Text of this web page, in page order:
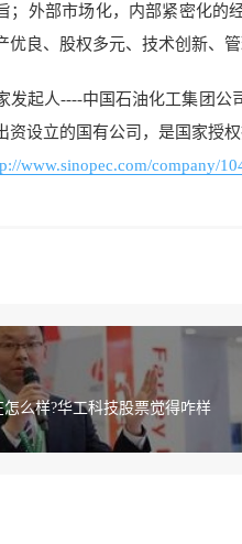
；外部市场化，内部紧密化的
优良、股权多元、技术创新、
发起人----中国石油化工集团
资设立的国有公司，是国家授
www.sinopec.com/company/
么样?华工科技股票觉得咋样